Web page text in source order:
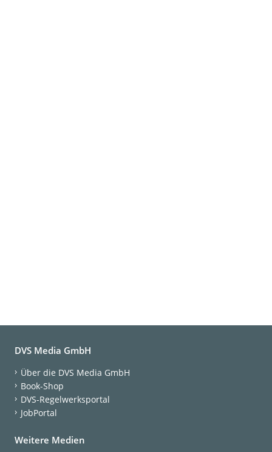
DVS Media GmbH
Über die DVS Media GmbH
Book-Shop
DVS-Regelwerksportal
JobPortal
Weitere Medien